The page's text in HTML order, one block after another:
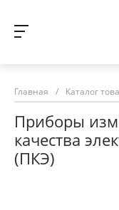
Главная / Каталог
Приборы
качества
(ПКЭ)